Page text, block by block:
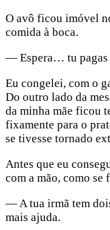
O avô ficou imóvel
comida à boca.
— Espera… tu pagas
Eu congelei, com o
Do outro lado da
da minha mãe ficou
fixamente para o
se tivesse tornado
Antes que eu
com a mão, como
— A tua irmã tem
mais ajuda.